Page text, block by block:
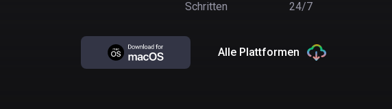
Schritten
24/7
Alle Plattformen